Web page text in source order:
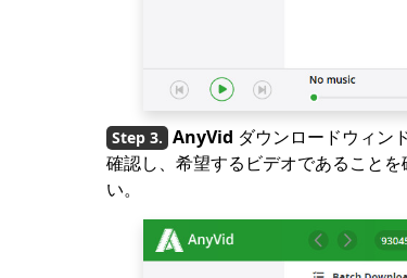
AnyVid ダウンロードウィン
確認し、希望するビデオであることを
い。